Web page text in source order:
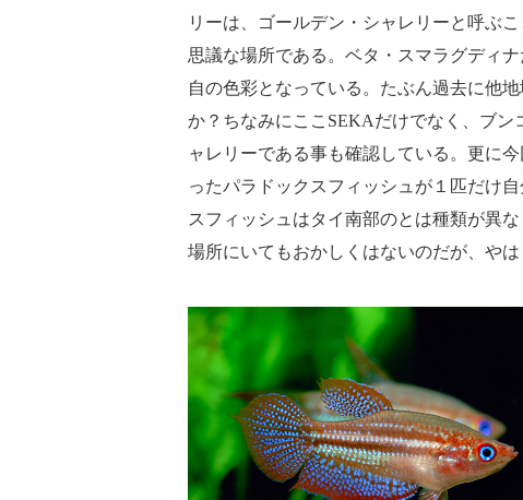
リーは、ゴールデン・シャレリーと呼ぶ
思議な場所である。ベタ・スマラグディ
自の色彩となっている。たぶん過去に他
か？ちなみにここSEKAだけでなく、ブ
ャレリーである事も確認している。更に
ったパラドックスフィッシュが１匹だけ
スフィッシュはタイ南部のとは種類が異な
場所にいてもおかしくはないのだが、や